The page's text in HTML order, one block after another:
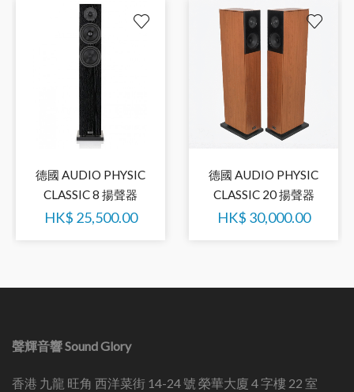
德國 AUDIO PHYSIC
CLASSIC 8 揚聲器
HK$ 25,500.00
德國 AUDIO PHYSIC
CLASSIC 20 揚聲器
HK$ 30,000.00
聲輝音響 Sound Glory
香港 九龍 旺角 西洋菜街 14-24 號 榮華大廈 4 字樓 22 室